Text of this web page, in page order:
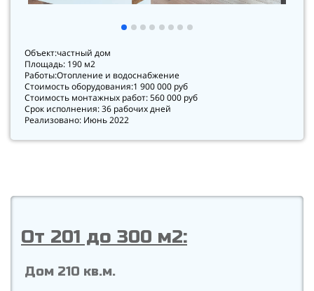
Объект:частный дом
Площадь: 190 м2
Работы:Отопление и водоснабжение
Стоимость оборудования:1 900 000 руб
Стоимость монтажных работ: 560 000 руб
Срок исполнения: 36 рабочих дней
Реализовано: Июнь 2022
От 201 до 300 м2:
Дом 210 кв.м.